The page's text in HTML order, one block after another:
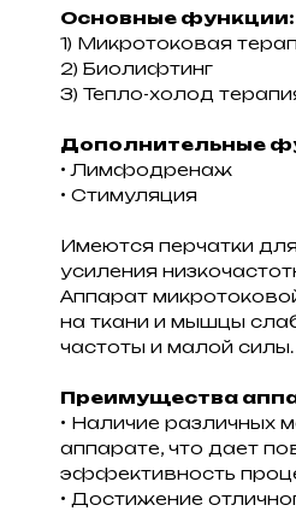
Основные функции:
1) Микротоковая
2) Биолифтинг
3) Тепло-холод
Дополнительные
• Лимфодренаж
• Стимуляция
Имеются перчатки
усиления
Аппарат
на ткани и мышцы
частоты и малой силы.
Преимущества
• Наличие различных
аппарате, что дает
эффективность
• Достижение